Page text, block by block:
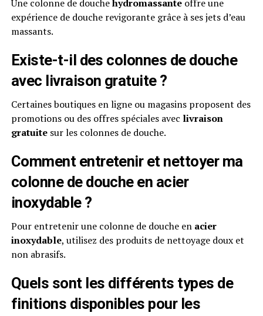
Une colonne de douchehydromassanteoffre une
expérience de douche revigorante grâce à ses jets d’eau
massants.
Existe-t-il des colonnes de douche
avec livraison gratuite ?
Certaines boutiques en ligne ou magasins proposent des
promotions ou des offres spéciales avec livraison
gratuitesur les colonnes de douche.
Comment entretenir et nettoyer ma
colonne de douche en acier
inoxydable ?
Pour entretenir une colonne de douche en acier
inoxydable, utilisez des produits de nettoyage doux et
non abrasifs.
Quels sont les différents types de
finitions disponibles pour les